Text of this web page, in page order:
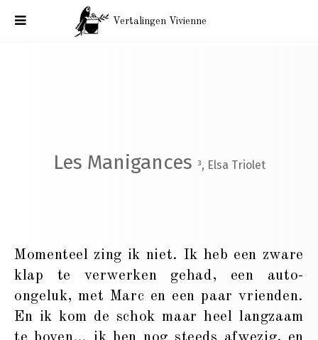
Vertalingen Vivienne
Les Manigances ³, Elsa Triolet
Momenteel zing ik niet. Ik heb een zware
klap te verwerken gehad, een auto-
ongeluk, met Marc en een paar vrienden.
En ik kom de schok maar heel langzaam